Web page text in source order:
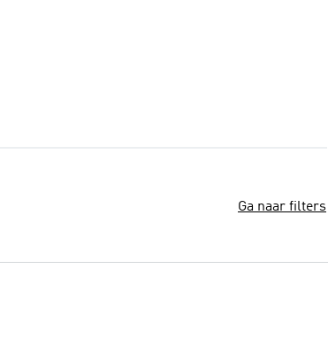
Ga naar filters